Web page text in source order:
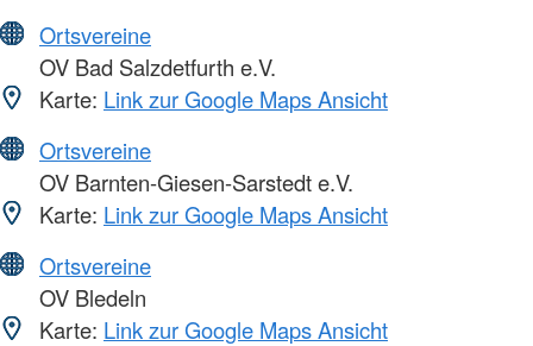
Ortsvereine
OV Bad Salzdetfurth e.V.
Karte: Link zur Google Maps Ansicht
Ortsvereine
OV Barnten-Giesen-Sarstedt e.V.
Karte: Link zur Google Maps Ansicht
Ortsvereine
OV Bledeln
Karte: Link zur Google Maps Ansicht